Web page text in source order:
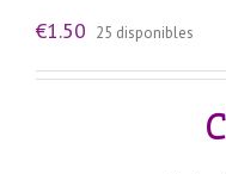
€1.50 25 disponibles